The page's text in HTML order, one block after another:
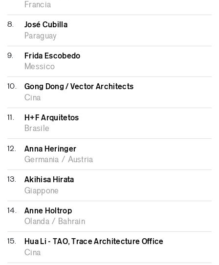
Francia
8. José Cubilla
Paraguay
9. Frida Escobedo
Messico
10. Gong Dong / Vector Architects
Cina
11. H+F Arquitetos
Brasile
12. Anna Heringer
Germania / Austria
13. Akihisa Hirata
Giappone
14. Anne Holtrop
Olanda / Bahrain
15. Hua Li - TAO, Trace Architecture Office
Cina